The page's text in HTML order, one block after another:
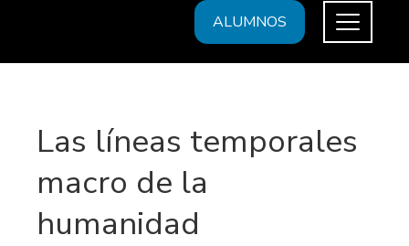
ALUMNOS
Las líneas temporales
macro de la
humanidad